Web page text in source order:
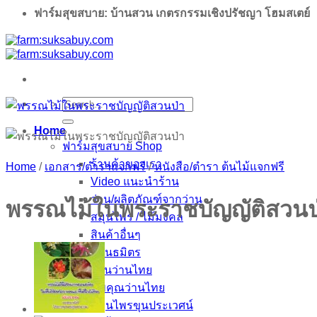
ฟาร์มสุขสบาย: บ้านสวน เกตรกรรมเชิงปรัชญา โฮมสเตย์
Search
for:
Home
ฟาร์มสุขสบาย Shop
ร้านค้าของเรา
Video แนะนำร้าน
ว่าน/ผลิตภัณฑ์จากว่าน
สมุนไพร / ไม้มงคล
สินค้าอื่นๆ
ร้านค้าพันธมิตร
บ้านว่านไทย
นพคุณว่านไทย
สมุนไพรขุนประเวศน์
Home / เอกสาร/ตำราแจกฟรี / หนังสือ/ตำรา ต้นไม้แจกฟรี
พรรณไม้ในพระราชบัญญัติสวน